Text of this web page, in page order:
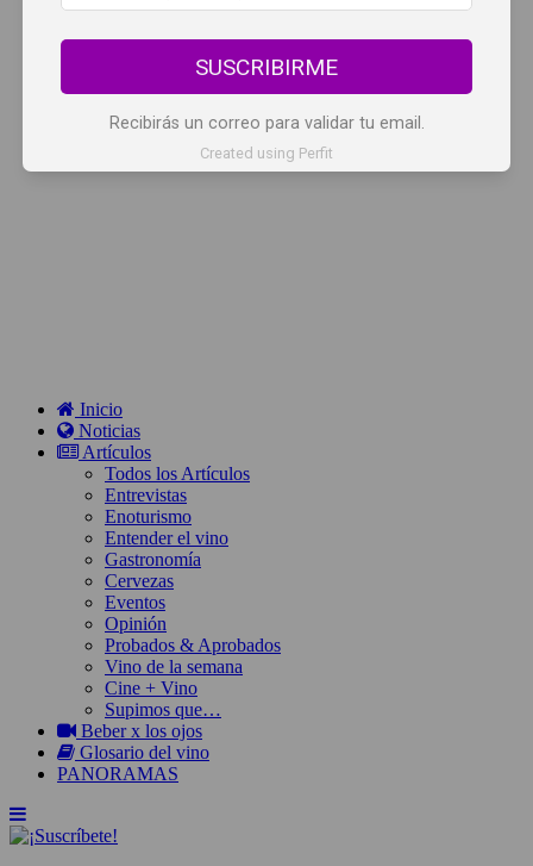
Inicio
Noticias
Artículos
Todos los Artículos
Entrevistas
Enoturismo
Entender el vino
Gastronomía
Cervezas
Eventos
Opinión
Probados & Aprobados
Vino de la semana
Cine + Vino
Supimos que…
Beber x los ojos
Glosario del vino
PANORAMAS
SUSCRIBIRME
Recibirás un correo para validar tu email.
Created using Perfit